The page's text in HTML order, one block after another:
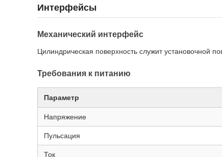
Интерфейсы
Механический интерфейс
Цилиндрическая поверхность служит установочной
Требования к питанию
Параметр
Напряжение
Пульсация
Ток